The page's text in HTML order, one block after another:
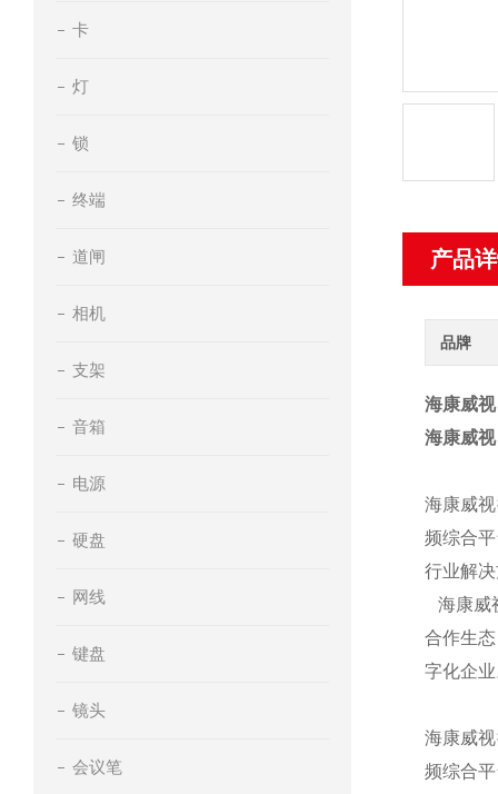
卡
灯
锁
终端
道闸
相机
支架
音箱
电源
硬盘
网线
键盘
镜头
会议笔
产品
品牌
海康威
海康威
海康威
频综合
行业解
海康威
合作生
字化企
海康威
频综合